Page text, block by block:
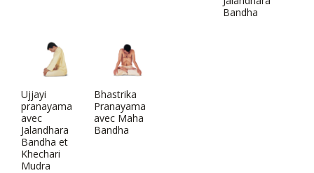
Bandha
Ujjayi
pranayama
avec
Jalandhara
Bandha et
Khechari
Mudra
Bhastrika
Pranayama
avec Maha
Bandha